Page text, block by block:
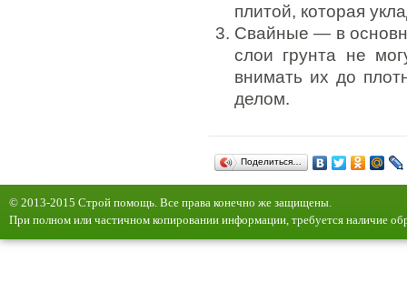
плитой, которая
Свайные — в
слои грунта не
внимать их до
делом.
Поделиться…
© 2013-2015 Строй помощь. Все права конечно же защищены.
При полном или частичном копировании информации, требуется наличие